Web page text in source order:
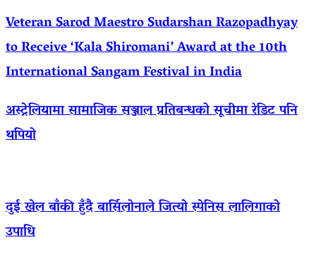
Veteran Sarod Maestro Sudarshan Razopadhyay
to Receive ‘Kala Shiromani’ Award at the 10th
International Sangam Festival in India
अस्ट्रेलियामा सामाजिक सञ्जाल प्रतिबन्धको सूचीमा रेडिट पनि
थपियो
दुई खेल बाँकी हुँदै बार्सिलोनाले जित्यो स्पेनिस लालिगाको
उपाधि